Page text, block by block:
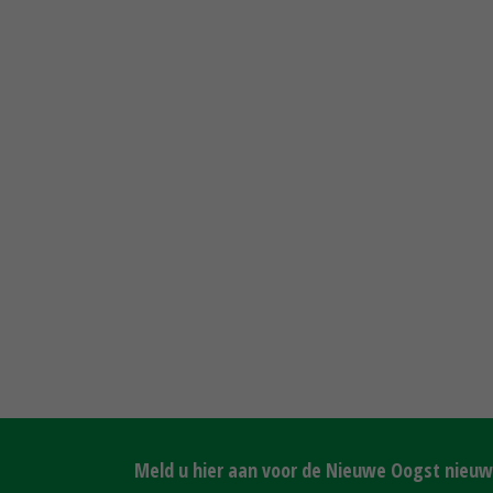
Meld u hier aan voor de Nieuwe Oogst